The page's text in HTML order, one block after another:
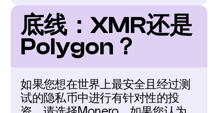
底线：XMR还是
Polygon？
如果您想在世界上最安全且经过测
试的隐私币中进行有针对性的投